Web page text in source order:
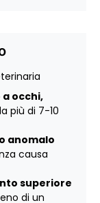
occhi,
più di 7-10
anomalo
causa
superiore
di un